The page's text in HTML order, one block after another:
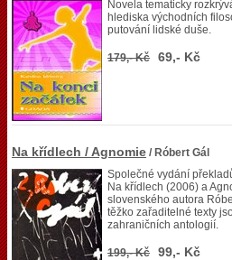
Novela tematicky
hlediska východních
putování lidské duše.
179,- Kč 69,- Kč
Na křídlech / Agnomie / Róbert Gál
Společné vydání
Na křídlech (2006) a
slovenského autora
těžko zařaditelné texty
zahraničních antologií.
199,- Kč 99,- Kč